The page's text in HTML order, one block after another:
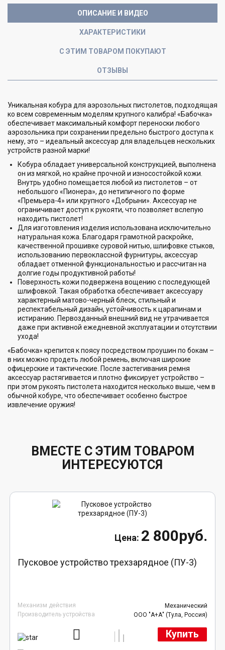
ОПИСАНИЕ И ВИДЕО
ХАРАКТЕРИСТИКИ
С ЭТИМ ТОВАРОМ ПОКУПАЮТ
ОТЗЫВЫ
Уникальная кобура для аэрозольных пистолетов, подходящая
ко всем современным моделям крупного калибра! «Бабочка»
обеспечивает максимальный комфорт переноски любого
аэрозольника при сохранении предельно быстрого доступа к
нему, это – идеальный аксессуар для владельцев нескольких
устройств разной марки!
Кобура обладает универсальной конструкцией, выполнена
он из мягкой, но крайне прочной и износостойкой кожи.
Внутрь удобно помещается любой из пистолетов – от
небольшого «Пионера», до нетипичного по форме
«Премьера-4» или крупного «Добрыни». Аксессуар не
ограничивает доступ к рукояти, что позволяет вслепую
находить пистолет!
Для изготовления изделия использована исключительно
натуральная кожа. Благодаря грамотной раскройке,
качественной прошивке суровой нитью, шлифовке стыков,
использованию первоклассной фурнитуры, аксессуар
обладает отменной функциональностью и рассчитан на
долгие годы продуктивной работы!
Поверхность кожи подвержена вощению с последующей
шлифовкой. Такая обработка обеспечивает аксессуару
характерный матово-черный блеск, стильный и
респектабельный дизайн, устойчивость к царапинам и
истиранию. Первозданный внешний вид не утрачивается
даже при активной ежедневной эксплуатации и отсутствии
ухода!
«Бабочка» крепится к поясу посредством проушин по бокам –
в них можно продеть любой ремень, включая широкие
офицерские и тактические. После застегивания ремня
аксессуар растягивается и плотно фиксирует устройство –
при этом рукоять пистолета находится несколько выше, чем в
обычной кобуре, что обеспечивает особенно быстрое
извлечение оружия!
ВМЕСТЕ С ЭТИМ ТОВАРОМ
ИНТЕРЕСУЮТСЯ
2 800руб.
Пусковое устройство трехзарядное (ПУ-3)
Механизм действия
Механический
Производитель устройства
ООО "А+А" (Тула, Россия)
Купить